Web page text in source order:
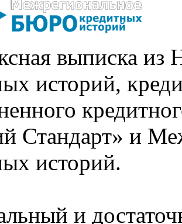
выписка из
историй,
Стандарт» и
историй.
и